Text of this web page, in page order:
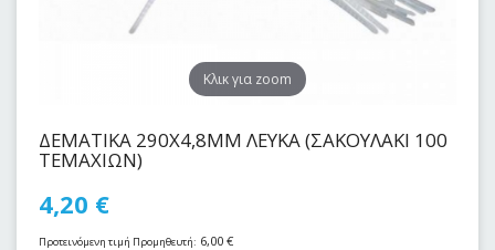
Kλικ για zoom
ΔΕΜΑΤΙΚΑ 290Χ4,8ΜΜ ΛΕΥΚΑ (ΣΑΚΟΥΛΑΚΙ 100
ΤΕΜΑΧΙΩΝ)
4,20 €
Προτεινόμενη τιμή Προμηθευτή: 6,00 €